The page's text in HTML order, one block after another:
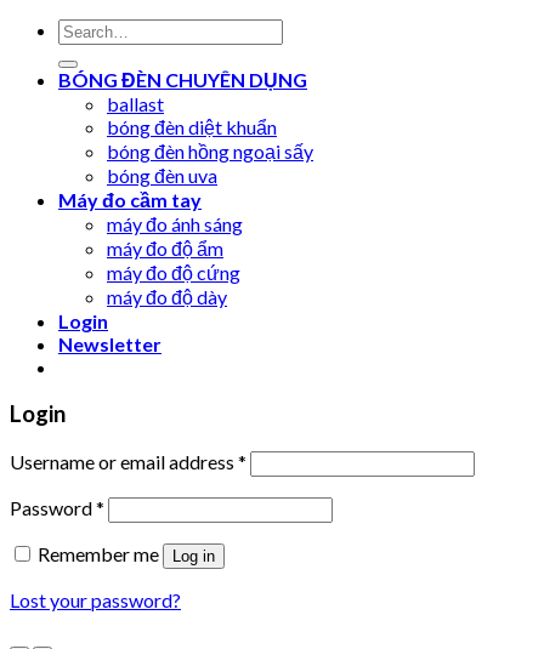
Search
for:
BÓNG ĐÈN CHUYÊN DỤNG
ballast
bóng đèn diệt khuẩn
bóng đèn hồng ngoại sấy
bóng đèn uva
Máy đo cầm tay
máy đo ánh sáng
máy đo độ ẩm
máy đo độ cứng
máy đo độ dày
Login
Newsletter
Login
Username or email address *
Password*
Remember me
Log in
Lost your password?